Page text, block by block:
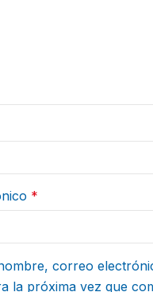
*
correo
la próxima vez que